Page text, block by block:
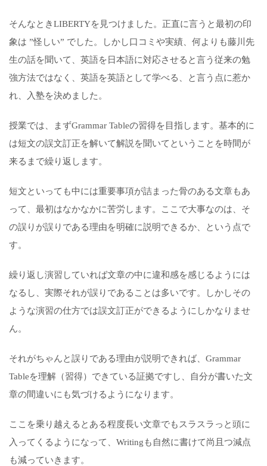
そんなときLIBERTYを見つけました。正直に言うと最初の印
象は ”怪しい” でした。しかし口コミや実績、何よりも藤川先
生の話を聞いて、英語を日本語に対応させると言う従来の勉
強方法ではなく、英語を英語として学べる、と言う点に惹か
れ、入塾を決めました。
授業では、まずGrammar Tableの習得を目指します。基本的に
は短文の誤文訂正を解いて解説を聞いてということを時間が
来るまで繰り返します。
短文といっても中には重要事項が詰まった骨のある文章もあ
って、最初はなかなかに苦労します。ここで大事なのは、そ
の誤りが誤りである理由を明確に説明できるか、という点で
す。
繰り返し演習していれば文章の中に違和感を感じるようには
なるし、実際それが誤りであることは多いです。しかしその
ような演習の仕方では誤文訂正ができるようにしかなりませ
ん。
それがちゃんと誤りである理由が説明できれば、Grammar
Tableを理解（習得）できている証拠ですし、自分が書いた文
章の間違いにも気づけるようになります。
ここを乗り越えるとある程度長い文章でもスラスラっと頭に
入ってくるようになって、Writingも自然に書けて尚且つ減点
も減っていきます。